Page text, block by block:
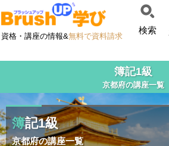
資格・講座の情報&無料で資料請求
検索
簿記1級
京都府の講座一覧
簿記1級
京都府の講座一覧